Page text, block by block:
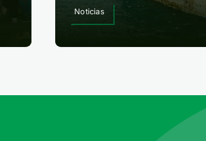
Noticias